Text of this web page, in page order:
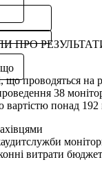
ПРО
що
що проводяться на
38
вартістю понад
витрати